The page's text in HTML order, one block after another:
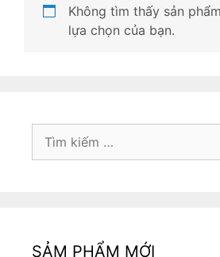
Không tìm thấy sản
lựa chọn của bạn.
kiếm
SẢM PHẨM MỚI